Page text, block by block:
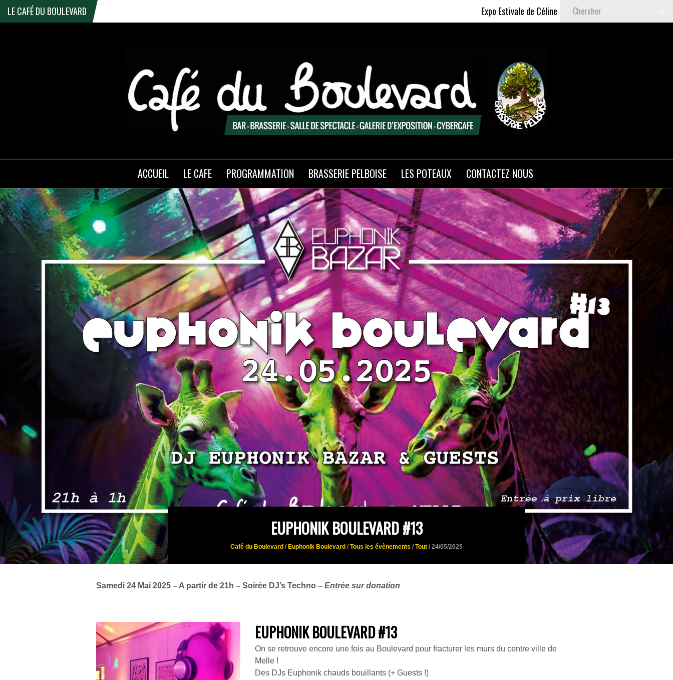
LE CAFÉ DU BOULEVARD Expo Estivale de Céline DELAS - Du 9 Juillet au 6 Septembre 2026
ACCUEIL LE CAFE PROGRAMMATION BRASSERIE PELBOISE LES POTEAUX CONTACTEZ NOUS
EUPHONIK BOULEVARD #13
Café du Boulevard / Euphonik Boulevard / Tous les évènements / Tout / 24/05/2025
Samedi 24 Mai 2025 – A partir de 21h – Soirée DJ’s Techno – Entrée sur donation
EUPHONIK BOULEVARD #13
On se retrouve encore une fois au Boulevard pour fracturer les murs du centre ville de
Melle !
Des DJs Euphonik chauds bouillants (+ Guests !)